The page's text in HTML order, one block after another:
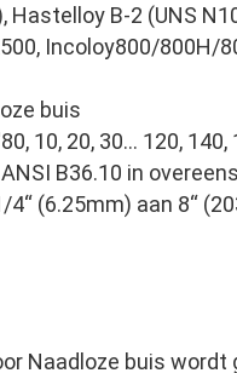
B-2 (UNS
Incoloy800/800H/
buis
10, 20, 30… 120, 140,
B36.10 in
4“ (6.25mm) aan 8“
Naadloze buis wordt